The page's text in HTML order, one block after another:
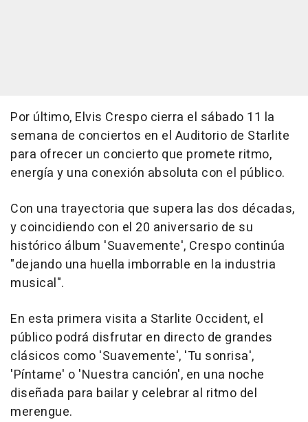
Por último, Elvis Crespo cierra el sábado 11 la
semana de conciertos en el Auditorio de Starlite
para ofrecer un concierto que promete ritmo,
energía y una conexión absoluta con el público.
Con una trayectoria que supera las dos décadas,
y coincidiendo con el 20 aniversario de su
histórico álbum 'Suavemente', Crespo continúa
"dejando una huella imborrable en la industria
musical".
En esta primera visita a Starlite Occident, el
público podrá disfrutar en directo de grandes
clásicos como 'Suavemente', 'Tu sonrisa',
'Píntame' o 'Nuestra canción', en una noche
diseñada para bailar y celebrar al ritmo del
merengue.